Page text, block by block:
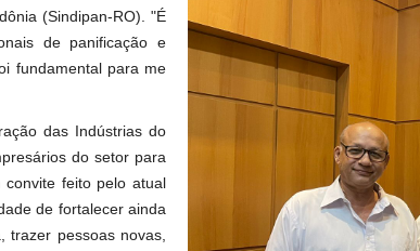
(Sindipan-RO). "É
de panificação e
fundamental para me
das Indústrias do
do setor para
feito pelo atual
de fortalecer ainda
trazer pessoas novas,